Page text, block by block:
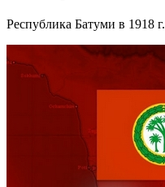
Республика Батуми в 1918 г.